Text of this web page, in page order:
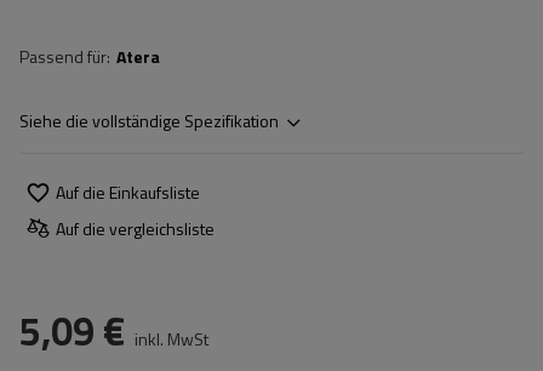
Passend für Atera
Siehe die vollständige Spezifikation
Auf die Einkaufsliste
Auf die vergleichsliste
5,09 € inkl. MwSt